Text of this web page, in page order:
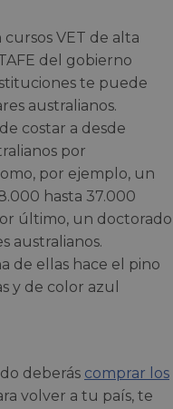
cursos VET de alta
del gobierno
te puede
australianos.
costar a desde
por
por ejemplo, un
hasta 37.000
último, un doctorado
australianos.
deberás comprar los
volver a tu país, te